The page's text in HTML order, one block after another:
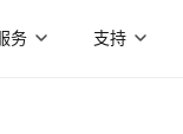
务 支持